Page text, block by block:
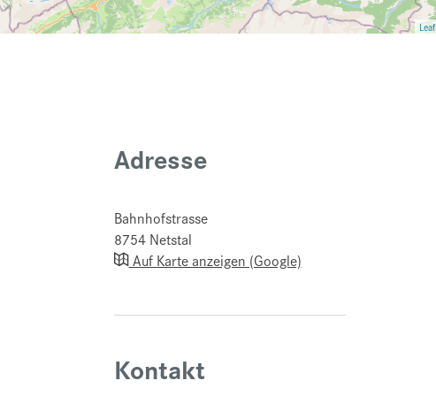
Adresse
Bahnhofstrasse
8754 Netstal
Auf Karte anzeigen (Google)
Kontakt